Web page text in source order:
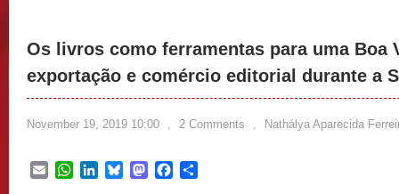
Os livros como ferramentas para uma Boa
exportação e comércio editorial durante a
November 19, 2019 10:00 , 2 Comments , Nathálya Aparecida
EmailWhatsApp
LinkedInBlueskyMastodonFacebook